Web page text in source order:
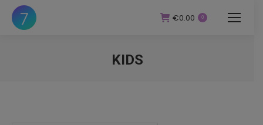
€0.00 0
KIDS